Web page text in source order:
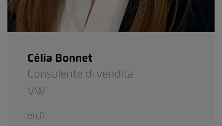
Célia Bonnet
Consulente di vendita
VW
en,fr